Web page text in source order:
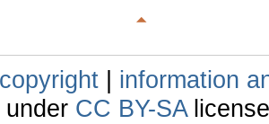
copyright | information
under CC BY-SA